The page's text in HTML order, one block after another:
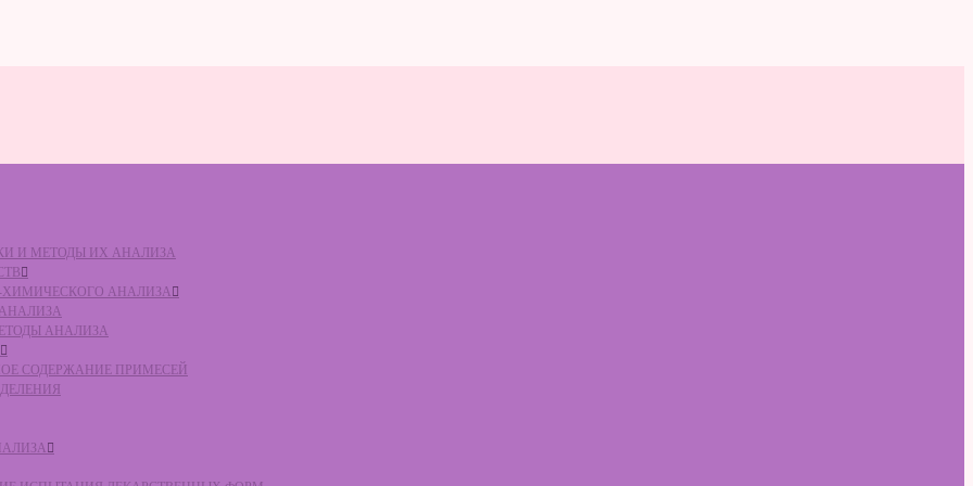
И МЕТОДЫ ИХ АНАЛИЗА
ХИМИЧЕСКОГО АНАЛИЗА
АНАЛИЗА
АНАЛИЗА
СОДЕРЖАНИЕ ПРИМЕСЕЙ